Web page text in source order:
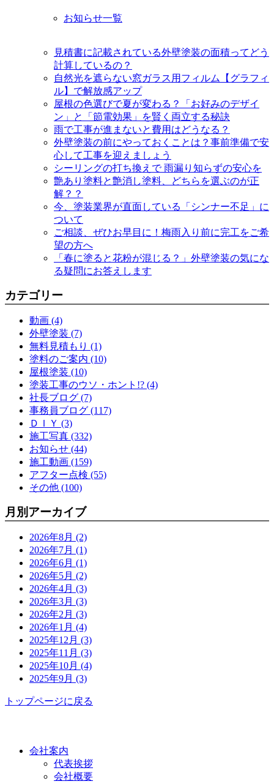
お知らせ一覧
見積書に記載されている外壁塗装の面積ってどう
計算しているの？
自然光を遮らない窓ガラス用フィルム【グラフィ
ル】で解放感アップ
屋根の色選びで夏が変わる？「お好みのデザイ
ン」と「節電効果」を賢く両立する秘訣
雨で工事が進まないと費用はどうなる？
外壁塗装の前にやっておくことは？事前準備で安
心して工事を迎えましょう
シーリングの打ち換えで 雨漏り知らずの安心を
艶あり塗料と艶消し塗料、どちらを選ぶのが正
解？？
今、塗装業界が直面している「シンナー不足」に
ついて
ご相談、ぜひお早目に！梅雨入り前に完工をご希
望の方へ
「春に塗ると花粉が混じる？」外壁塗装の気にな
る疑問にお答えします
カテゴリー
動画 (4)
外壁塗装 (7)
無料見積もり (1)
塗料のご案内 (10)
屋根塗装 (10)
塗装工事のウソ・ホント!? (4)
社長ブログ (7)
事務員ブログ (117)
ＤＩＹ (3)
施工写真 (332)
お知らせ (44)
施工動画 (159)
アフター点検 (55)
その他 (100)
月別アーカイブ
2026年8月 (2)
2026年7月 (1)
2026年6月 (1)
2026年5月 (2)
2026年4月 (3)
2026年3月 (3)
2026年2月 (3)
2026年1月 (4)
2025年12月 (3)
2025年11月 (3)
2025年10月 (4)
2025年9月 (3)
トップページに戻る
会社案内
代表挨拶
会社概要